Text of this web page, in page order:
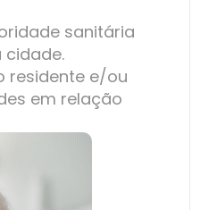
sanitária
cidade.
residente e/ou
em relação